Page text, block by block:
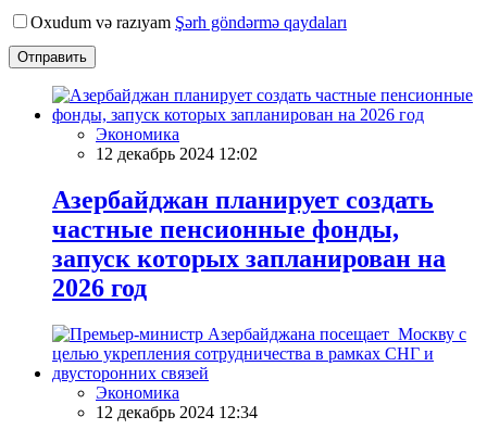
Oxudum və razıyam Şərh göndərmə qaydaları
Отправить
Экономика
12 декабрь 2024 12:02
Азербайджан планирует создать
частные пенсионные фонды,
запуск которых запланирован на
2026 год
Экономика
12 декабрь 2024 12:34